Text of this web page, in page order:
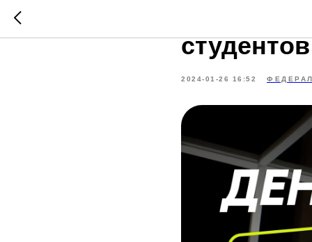
2024-01-26 16:52